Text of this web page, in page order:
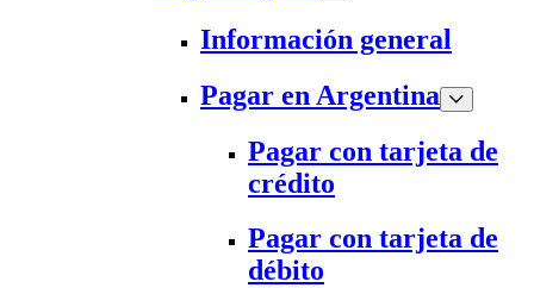
Información general
Pagar en Argentina
Pagar con tarjeta de
crédito
Pagar con tarjeta de
débito